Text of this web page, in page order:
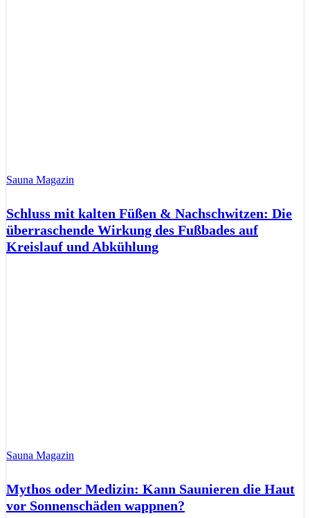
Sauna Magazin
Schluss mit kalten Füßen & Nachschwitzen: Die
überraschende Wirkung des Fußbades auf
Kreislauf und Abkühlung
Sauna Magazin
Mythos oder Medizin: Kann Saunieren die Haut
vor Sonnenschäden wappnen?